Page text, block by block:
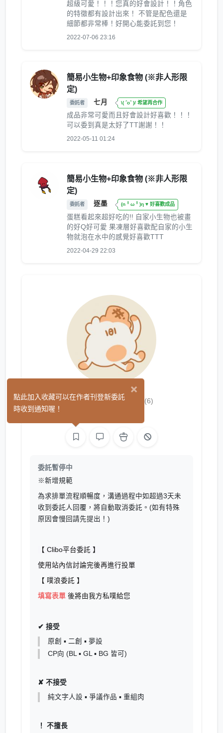
超級可愛！！！您真的好會設計！！角色
的特徵都有設計出來！ 不管是配色還是
細節都非常棒！好開心能委託到您！
2022-07-06 23:16
簡易小生物+印象食物 (※非人形限
定)
委託者 七月 \( ˆoˆ )/ 希望再合作
成品非常可愛而且好會設計好喜歡！！！
可以委到真是太好了TT謝謝！！
2022-05-11 01:24
簡易小生物+印象食物 (※非人形限
定)
委託者 逐墨 (n╹ω╹)η ♥ 好喜歡成品
蛋糕看起來超好吃的!! 自家小生物也被畫
的好Q好可愛 果凍層好喜歡配自家的小生
物就泡在水中的感覺好喜歡TTT
2022-04-29 22:03
｜θ｜吸塔。 (6)
委託暫停中
※新增規範
為求排單流程順暢度，溝通過程中如超過3天未
收到委託人回覆，將自動取消委託。(如有特殊
原因會慢回請先提出！)
【 Clibo平台委託 】
使用站內信討論完後再進行投單
【 噗浪委託 】
填寫表單 後將由我方私噗給您
✔ 接受
原創 ▪ 二創 ▪ 夢設
CP向 (BL ▪ GL ▪ BG 皆可)
✘ 不接受
純文字人設 ▪ 爭議作品 ▪ 重組肉
！ 不擅長
×
點此加入收藏可以在作者刊登新委託
時收到通知喔！